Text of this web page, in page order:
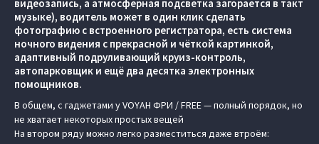
видеозапись, а атмосферная подсветка загорается в такт
музыке), водитель может в один клик сделать
фотографию с встроенного регистратора, есть система
ночного видения с прекрасной и чёткой картинкой,
адаптивный подруливающий круиз-контроль,
автопарковщик и ещё два десятка электронных
помощников.
В общем, с гаджетами у VOYAH ФРИ / FREE — полный порядок, но
не хватает некоторых простых вещей
На втором ряду можно легко разместиться даже втроём: